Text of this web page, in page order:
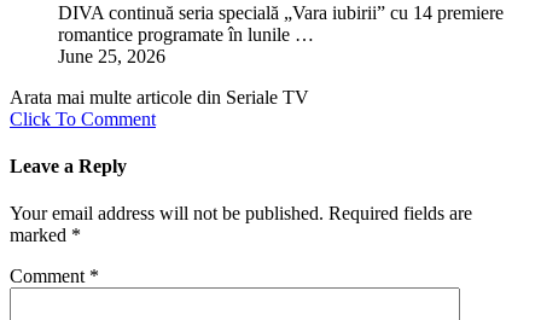
DIVA continuă seria specială „Vara iubirii” cu 14 premiere
romantice programate în lunile …
June 25, 2026
Arata mai multe articole din Seriale TV
Click To Comment
Leave a Reply
Your email address will not be published. Required fields are
marked *
Comment *